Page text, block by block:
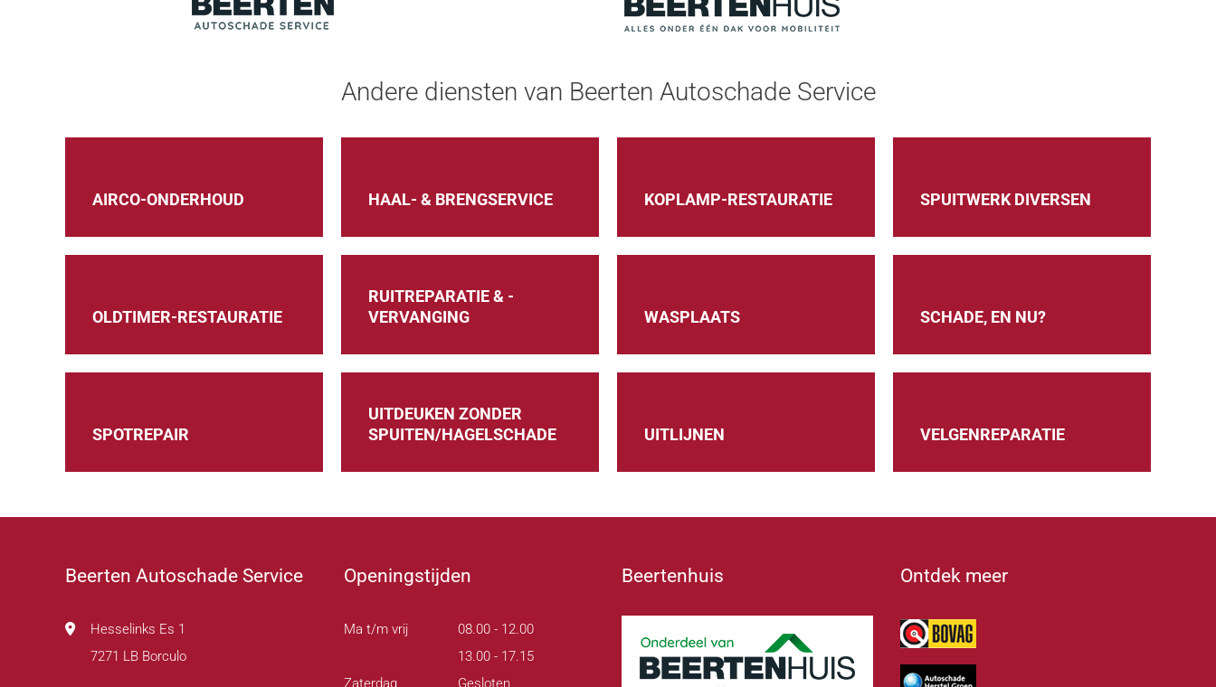
Andere diensten van Beerten Autoschade Service
AIRCO-ONDERHOUD HAAL- & BRENGSERVICE KOPLAMP-RESTAURATIE SPUITWERK DIVERSEN
OLDTIMER-RESTAURATIE
RUITREPARATIE & -
VERVANGING
WASPLAATS SCHADE, EN NU?
SPOTREPAIR
UITDEUKEN ZONDER
SPUITEN/HAGELSCHADE
UITLIJNEN VELGENREPARATIE
Beerten Autoschade Service
Hesselinks Es 1
7271 LB Borculo
Openingstijden
Ma t/m vrij
08.00 - 12.00
13.00 - 17.15
Zaterdag
Gesloten
Beertenhuis Ontdek meer